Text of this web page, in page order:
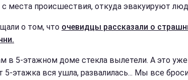
с места происшествия, откуда эвакуируют
о том, что очевидцы рассказали о
в 5-этажном доме стекла вылетели. А это
5-этажка вся ушла, развалилась... Мы все